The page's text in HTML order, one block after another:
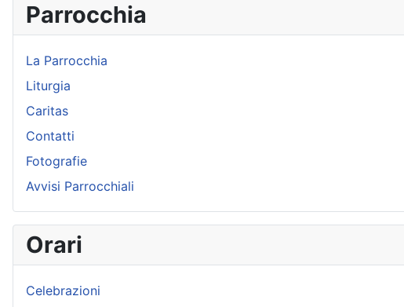
Parrocchia
La Parrocchia
Liturgia
Caritas
Contatti
Fotografie
Avvisi Parrocchiali
Orari
Celebrazioni